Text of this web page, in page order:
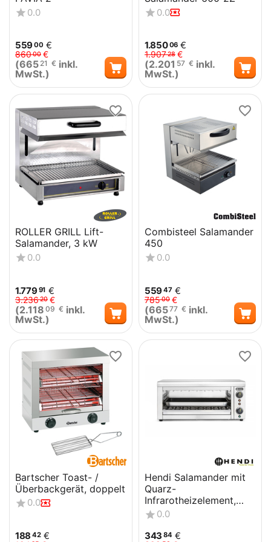
0.0
55900 €
86000 €
(665 21 € inkl.
MwSt.)
0.0
1.85006 €
1.90728 €
(2.201 57 € inkl.
MwSt.)
ROLLER GRILL Lift-
Salamander, 3 kW
0.0
1.77991 €
3.23620 €
(2.118 09 € inkl.
MwSt.)
Combisteel Salamander
450
0.0
55947 €
78500 €
(66577 € inkl.
MwSt.)
Bartscher Toast- /
Überbackgerät, doppelt
0.0
188 42 €
Hendi Salamander mit
Quarz-
Infrarotheizelement,
230V/3645W,
689x397x(H)318mm
0.0
343 84 €